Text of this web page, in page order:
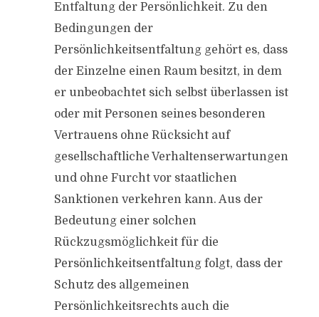
Entfaltung der Persönlichkeit. Zu den
Bedingungen der
Persönlichkeitsentfaltung gehört es, dass
der Einzelne einen Raum besitzt, in dem
er unbeobachtet sich selbst überlassen ist
oder mit Personen seines besonderen
Vertrauens ohne Rücksicht auf
gesellschaftliche Verhaltenserwartungen
und ohne Furcht vor staatlichen
Sanktionen verkehren kann. Aus der
Bedeutung einer solchen
Rückzugsmöglichkeit für die
Persönlichkeitsentfaltung folgt, dass der
Schutz des allgemeinen
Persönlichkeitsrechts auch die